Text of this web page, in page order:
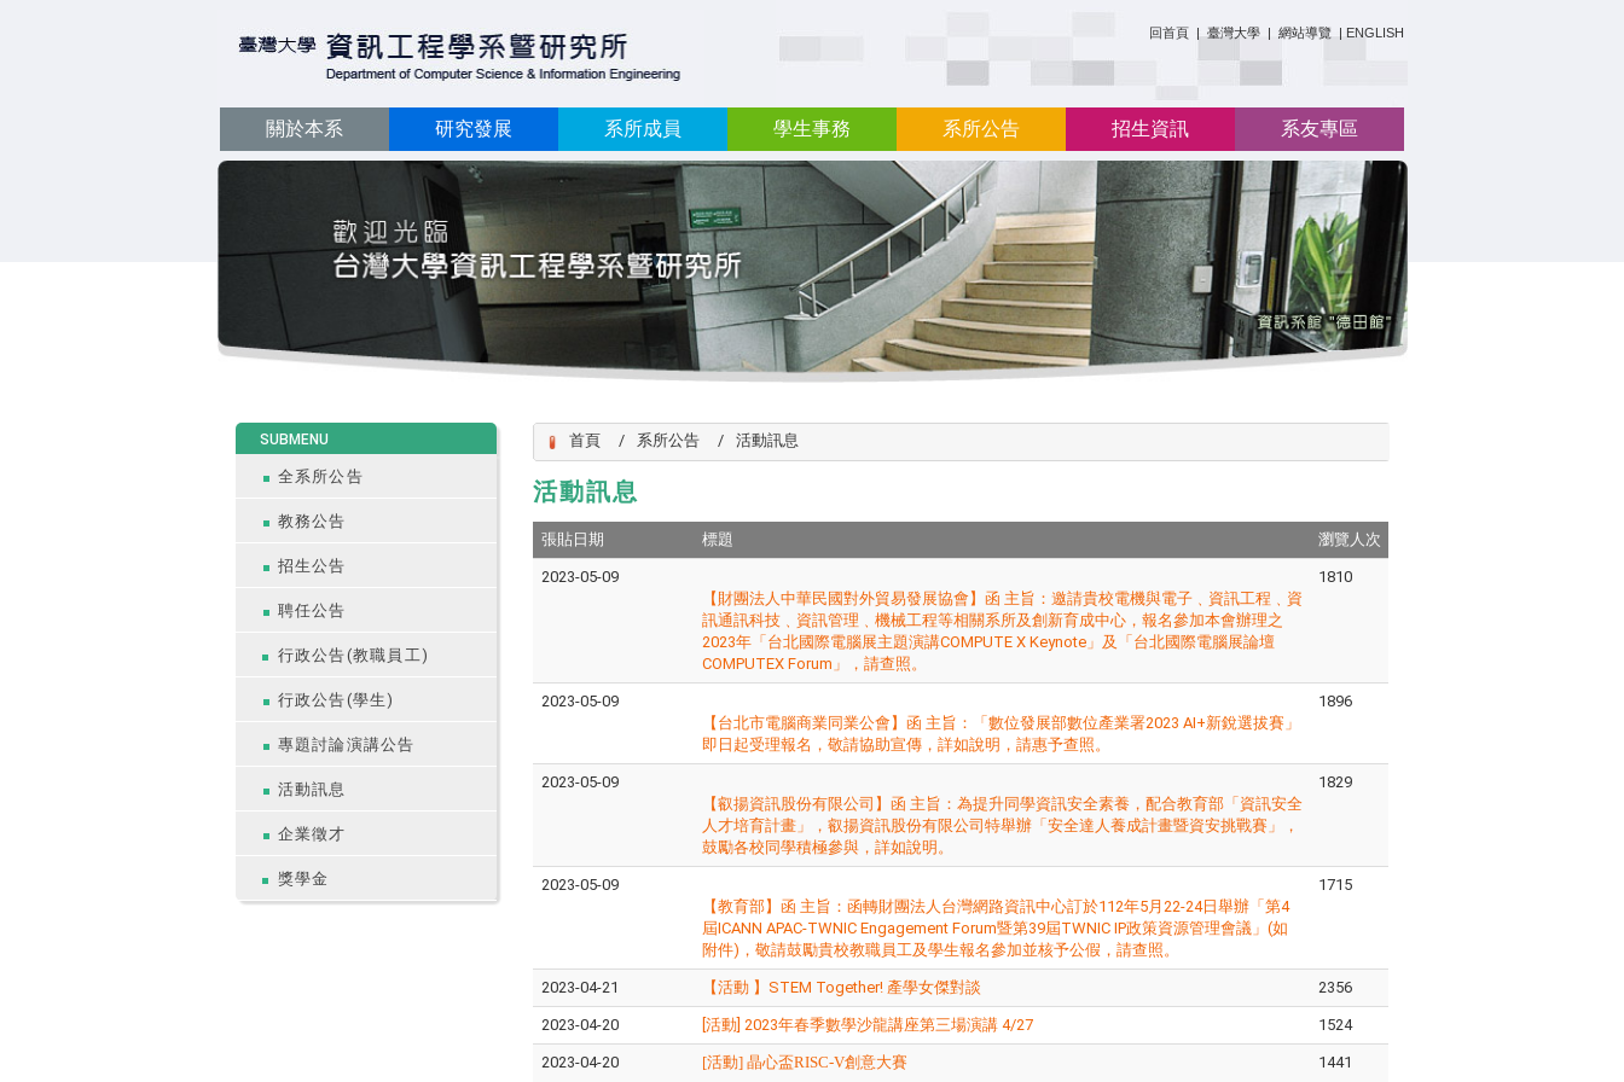
回首頁 | 臺灣大學 | 網站導覽 | ENGLISH
關於本系 研究發展 系所成員 學生事務 系所公告 招生資訊 系友專區
SUBMENU
全系所公告
教務公告
招生公告
聘任公告
行政公告(教職員工)
行政公告(學生)
專題討論演講公告
活動訊息
企業徵才
獎學金
首頁 系所公告 活動訊息
活動訊息
張貼日期 標題 瀏覽人次
2023-05-09
【財團法人中華民國對外貿易發展協會】函 主旨：邀請貴校電機與電子﹑資訊工程﹑資
訊通訊科技﹑資訊管理﹑機械工程等相關系所及創新育成中心，報名參加本會辦理之
2023年「台北國際電腦展主題演講COMPUTE X Keynote」及「台北國際電腦展論壇
COMPUTEX Forum」，請查照。
1810
2023-05-09
【台北市電腦商業同業公會】函 主旨：「數位發展部數位產業署2023 AI+新銳選拔賽」
即日起受理報名，敬請協助宣傳，詳如說明，請惠予查照。
1896
2023-05-09
【叡揚資訊股份有限公司】函 主旨：為提升同學資訊安全素養，配合教育部「資訊安全
人才培育計畫」，叡揚資訊股份有限公司特舉辦「安全達人養成計畫暨資安挑戰賽」，
鼓勵各校同學積極參與，詳如說明。
1829
2023-05-09
【教育部】函 主旨：函轉財團法人台灣網路資訊中心訂於112年5月22-24日舉辦「第4
屆ICANN APAC-TWNIC Engagement Forum暨第39屆TWNIC IP政策資源管理會議」(如
附件)，敬請鼓勵貴校教職員工及學生報名參加並核予公假，請查照。
1715
2023-04-21 【活動 】STEM Together! 產學女傑對談 2356
2023-04-20 [活動] 2023年春季數學沙龍講座第三場演講 4/27 1524
2023-04-20 [活動] 晶心盃RISC-V創意大賽 1441